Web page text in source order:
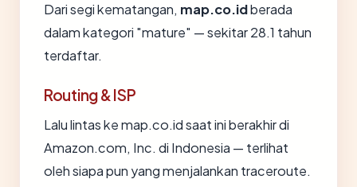
Dari segi kematangan, map.co.idberada
dalam kategori "mature" — sekitar 28.1 tahun
terdaftar.
Routing & ISP
Lalu lintas ke map.co.id saat ini berakhir di
Amazon.com, Inc. di Indonesia — terlihat
oleh siapa pun yang menjalankan traceroute.